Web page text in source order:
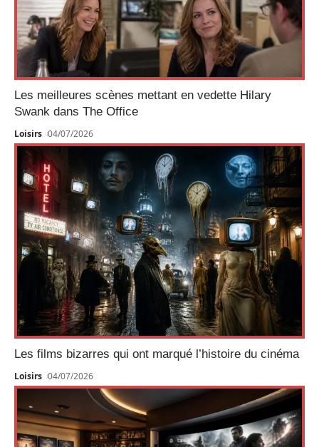
Les meilleures scènes mettant en vedette Hilary
Swank dans The Office
Loisirs 04/07/2026
Les films bizarres qui ont marqué l’histoire du cinéma
Loisirs 04/07/2026